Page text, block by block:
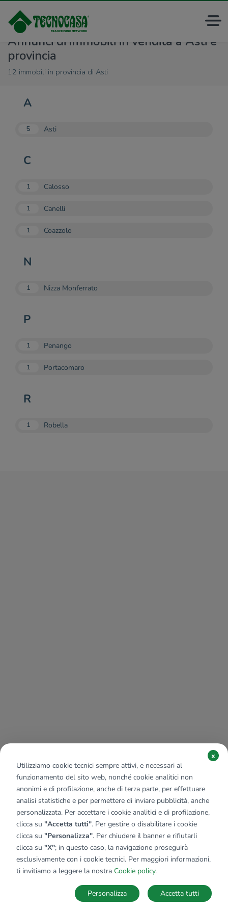
Annunci di immobili in vendita a Asti e
provincia
12 immobili in provincia di Asti
A
5 Asti
C
1 Calosso
1 Canelli
1 Coazzolo
N
1 Nizza Monferrato
P
1 Penango
1 Portacomaro
R
1 Robella
Utilizziamo cookie tecnici sempre attivi, e necessari al
funzionamento del sito web, nonché cookie analitici non
anonimi e di profilazione, anche di terza parte, per effettuare
analisi statistiche e per permettere di inviare pubblicità, anche
personalizzata. Per accettare i cookie analitici e di profilazione,
clicca su "Accetta tutti". Per gestire o disabilitare i cookie
clicca su "Personalizza". Per chiudere il banner e rifiutarli
clicca su "X"; in questo caso, la navigazione proseguirà
esclusivamente con i cookie tecnici. Per maggiori informazioni,
ti invitiamo a leggere la nostra Cookie policy.
x
Accetta tutti
Personalizza